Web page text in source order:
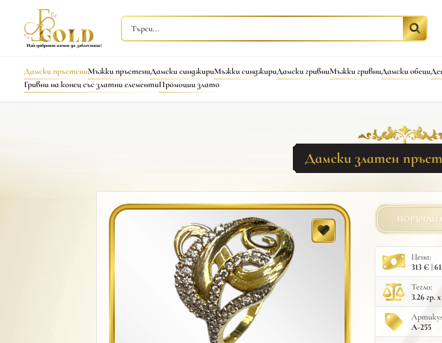
Дамски пръстениМъжки пръстениДамски синджириМъжки синджириДамски гривниМъжки гривниДамски обеци
Гривни на конец със златни елементиПромоции злато
Дамски златен
ПОРЪЧАЙ
Цена:
313 € |
Тегло:
3.26 гр.
A-255